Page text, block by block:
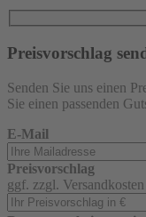
Preisvorschlag
Senden Sie uns einen
Sie einen passenden
E-Mail
Preisvorschlag
ggf. zzgl. Versandkosten